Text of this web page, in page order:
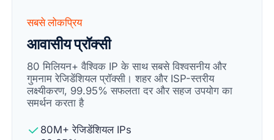
सबसे लोकप्रिय
आवासीय प्रॉक्सी
80 मिलियन+ वैश्विक IP के साथ सबसे विश्वसनीय और
गुमनाम रेजिडेंशियल प्रॉक्सी। शहर और ISP-स्तरीय
लक्ष्यीकरण, 99.95% सफलता दर और सहज उपयोग का
समर्थन करता है
80M+ रेजिडेंशियल IPs